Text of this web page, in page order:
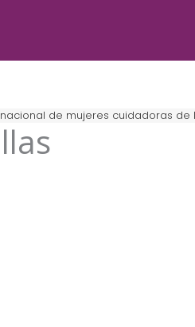
de mujeres cuidadoras de